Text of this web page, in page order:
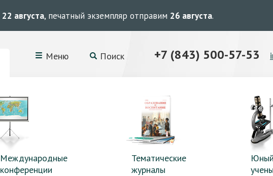
22 августа, печатный экземпляр отправим 26 августа.
Меню Поиск +7 (843) 500-57-53
Международные
конференции
Тематические
журналы
Юный